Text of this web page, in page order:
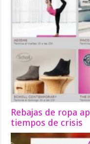
Rebajas de ropa
tiempos de crisis